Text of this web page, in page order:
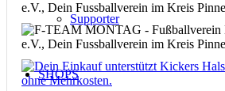
Supporter
SHOPS